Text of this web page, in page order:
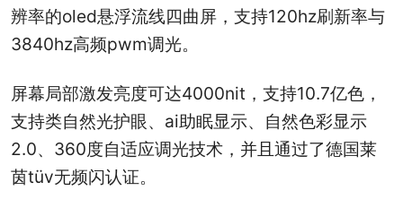
辨率的oled悬浮流线四曲屏，支持120hz刷新率与
3840hz高频pwm调光。
屏幕局部激发亮度可达4000nit，支持10.7亿色，
支持类自然光护眼、ai助眠显示、自然色彩显示
2.0、360度自适应调光技术，并且通过了德国莱
茵tüv无频闪认证。